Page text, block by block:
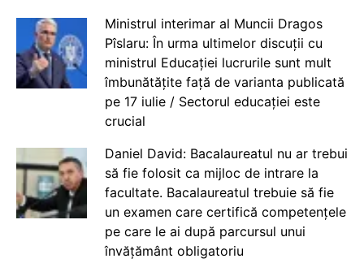
Ministrul interimar al Muncii Dragos
Pîslaru: În urma ultimelor discuții cu
ministrul Educației lucrurile sunt mult
îmbunătățite față de varianta publicată
pe 17 iulie / Sectorul educației este
crucial
Daniel David: Bacalaureatul nu ar trebui
să fie folosit ca mijloc de intrare la
facultate. Bacalaureatul trebuie să fie
un examen care certifică competențele
pe care le ai după parcursul unui
învățământ obligatoriu